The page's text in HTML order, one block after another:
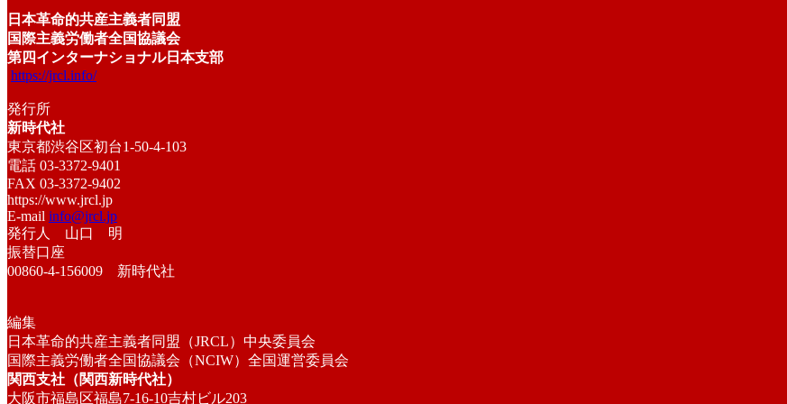
日本革命的共産主義者同盟
国際主義労働者全国協議会
第四インターナショナル日本支部
https://jrcl.info/
発行所
新時代社
東京都渋谷区初台1-50-4-103
電話 03-3372-9401
FAX 03-3372-9402
https://www.jrcl.jp
E-mail info@jrcl.jp
発行人 山口 明
振替口座
00860-4-156009 新時代社
編集
日本革命的共産主義者同盟（JRCL）中央委員会
国際主義労働者全国協議会（NCIW）全国運営委員会
関西支社（関西新時代社）
大阪市福島区福島7-16-10吉村ビル203